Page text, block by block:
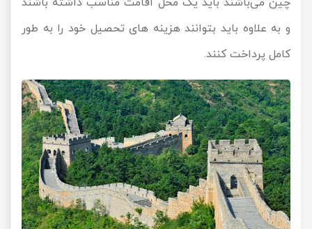
و به علاوه باید بتوانند هزینه ‌های تحصیل خود را به طور
کامل پرداخت کنند.